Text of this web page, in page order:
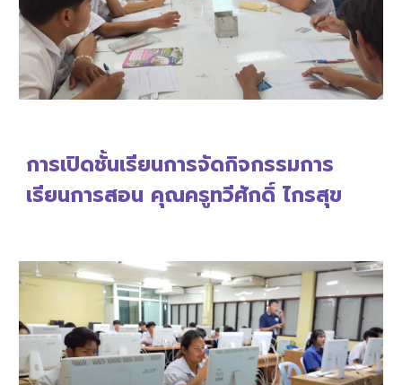
การเปิดชั้นเรียนการจัดกิจกรรมการ
เรียนการสอน คุณครูทวีศักดิ์ ไกรสุข